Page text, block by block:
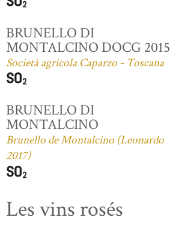
BRUNELLO DI
MONTALCINO DOCG 2015
Società agricola Caparzo - Toscana
BRUNELLO DI
MONTALCINO
Brunello de Montalcino (Leonardo
2017)
Les vins rosés